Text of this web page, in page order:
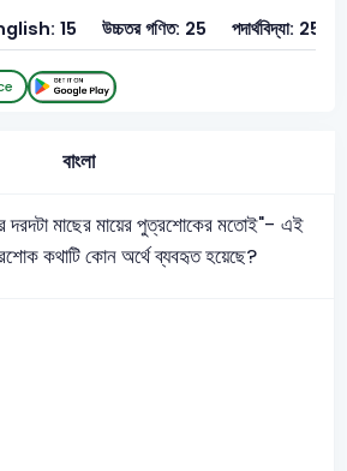
15 উচ্চতর গণিত: 25 পদার্থবিদ্যা: 25
বাংলা
দরদটা মাছের মায়ের পুত্রশোকের মতোই"- এই
কথাটি কোন অর্থে ব্যবহৃত হয়েছে?